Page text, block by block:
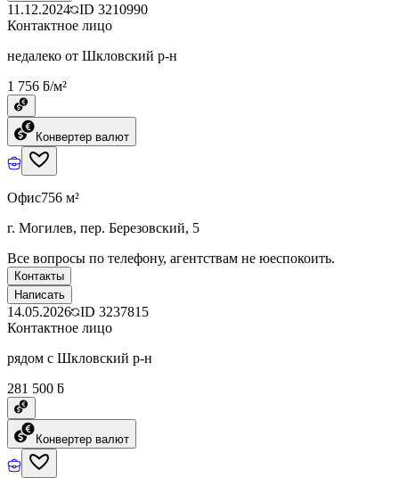
11.12.2024 ID 3210990
Контактное лицо
недалеко от Шкловский р-н
1 756 ƃ/м²
Конвертер валют
Офис756 м²
г. Могилев, пер. Березовский, 5
Все вопросы по телефону, агентствам не юеспокоить.
Контакты
Написать
14.05.2026 ID 3237815
Контактное лицо
рядом с Шкловский р-н
281 500 ƃ
Конвертер валют